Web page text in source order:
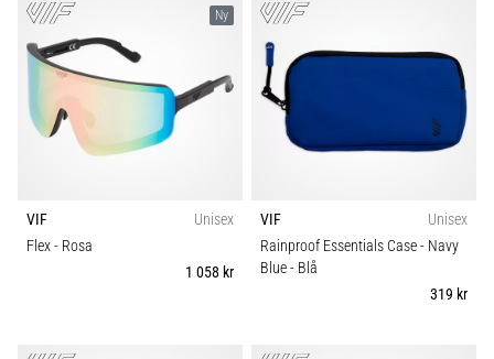
Perfekta
spelare
artiklar
Ny
VIF
Unisex
Flex- Rosa
1 058 kr
VIF
Unisex
Rainproof Essentials Case - Navy
Blue- Blå
319 kr